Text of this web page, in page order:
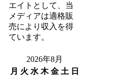
エイトとして、当
メディアは適格販
売により収入を得
ています。
2026年8月
月 火 水 木 金 土 日